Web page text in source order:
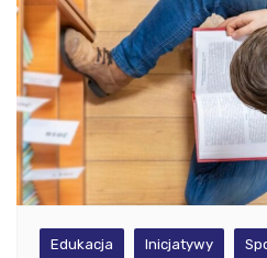
Edukacja Inicjatywy